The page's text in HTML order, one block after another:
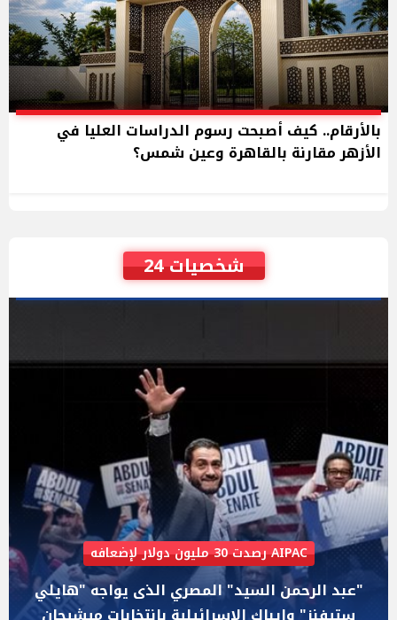
بالأرقام.. كيف أصبحت رسوم الدراسات العليا في
الأزهر مقارنة بالقاهرة وعين شمس؟
شخصيات 24
تعرضت للترهيب بسبب موقفها من غزة
شبانة محمود.. قصة صعود كشميرية مسلمة لتولى